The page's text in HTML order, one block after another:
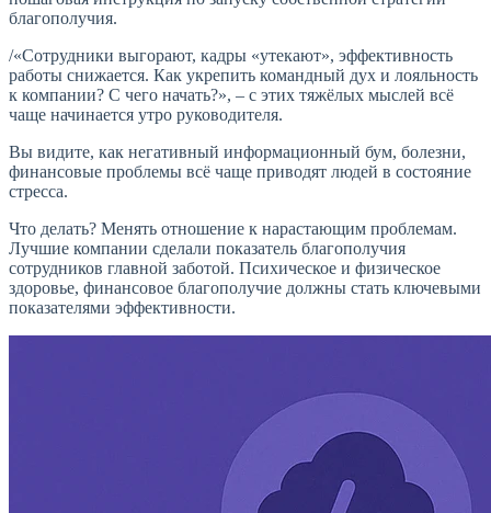
благополучия.
/«Сотрудники выгорают, кадры «утекают», эффективность
работы снижается. Как укрепить командный дух и лояльность
к компании? С чего начать?», – с этих тяжёлых мыслей всё
чаще начинается утро руководителя.
Вы видите, как негативный информационный бум, болезни,
финансовые проблемы всё чаще приводят людей в состояние
стресса.
Что делать? Менять отношение к нарастающим проблемам.
Лучшие компании сделали показатель благополучия
сотрудников главной заботой. Психическое и физическое
здоровье, финансовое благополучие должны стать ключевыми
показателями эффективности.